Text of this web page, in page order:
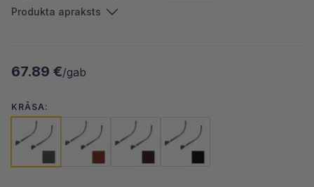
Produkta apraksts
67.89 €/gab
KRĀSA: